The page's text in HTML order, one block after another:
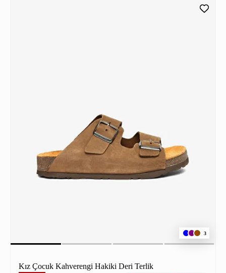
3
Kız Çocuk Kahverengi Hakiki Deri Terlik